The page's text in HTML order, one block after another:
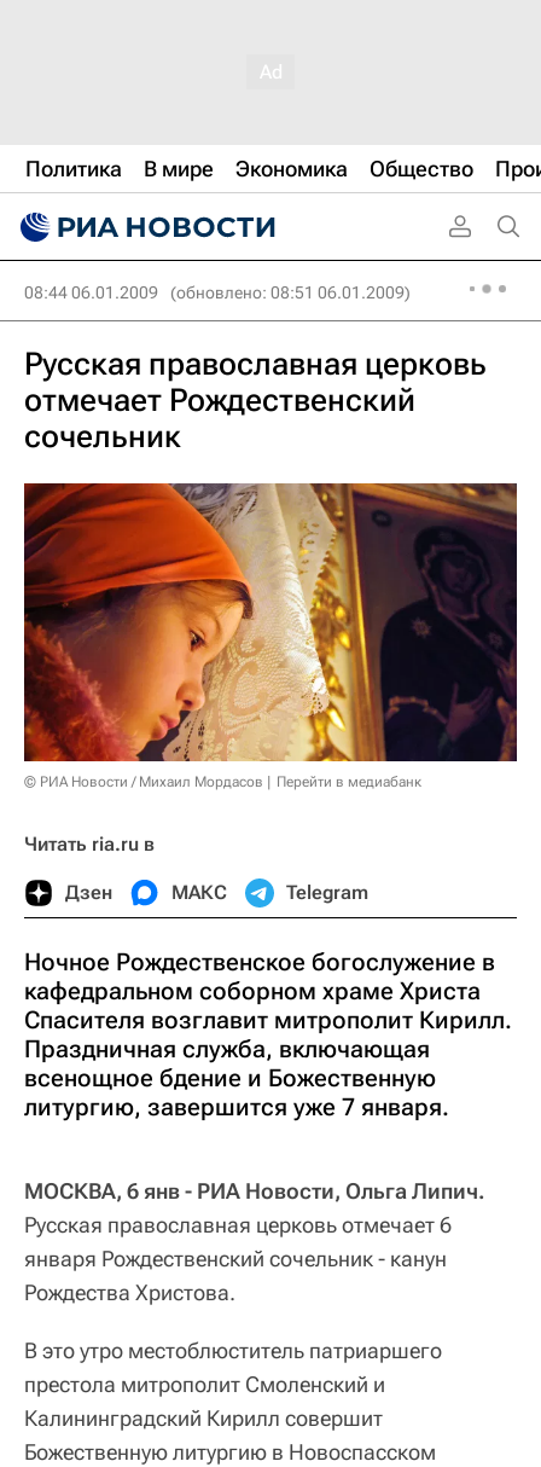
Политика В мире Экономика Общество
08:44 06.01.2009 (обновлено: 08:51 06.01.2009)
Русская православная церковь
отмечает Рождественский
сочельник
© РИА Новости / Михаил Мордасов Перейти в медиабанк
Читать ria.ru в
Дзен МАКС Telegram
Ночное Рождественское богослужение в
кафедральном соборном храме Христа
Спасителя возглавит митрополит Кирилл.
Праздничная служба, включающая
всенощное бдение и Божественную
литургию, завершится уже 7 января.
МОСКВА, 6 янв - РИА Новости, Ольга Липич.
Русская православная церковь отмечает 6
января Рождественский сочельник - канун
Рождества Христова.
В это утро местоблюститель патриаршего
престола митрополит Смоленский и
Калининградский Кирилл совершит
Божественную литургию в Новоспасском